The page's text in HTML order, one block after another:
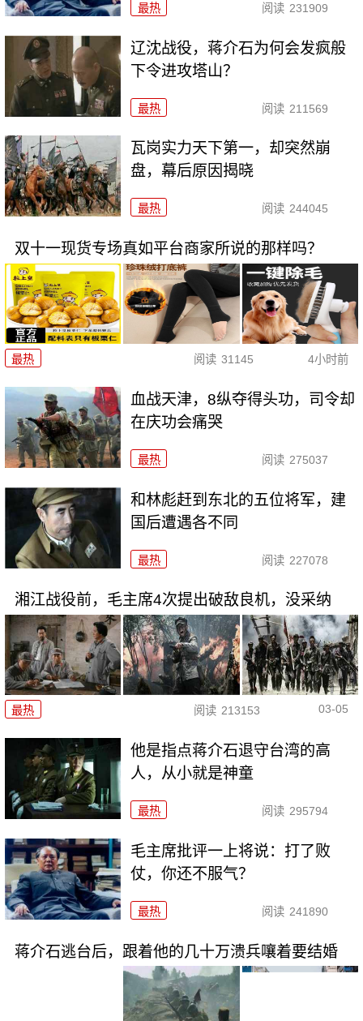
最热 阅读 231909
辽沈战役，蒋介石为何会发疯般
下令进攻塔山？
最热 阅读 211569
瓦岗实力天下第一，却突然崩
盘，幕后原因揭晓
最热 阅读 244045
双十一现货专场真如平台商家所说的那样吗？
最热 阅读 31145 4小时前
血战天津，8纵夺得头功，司令却
在庆功会痛哭
最热 阅读 275037
和林彪赶到东北的五位将军，建
国后遭遇各不同
最热 阅读 227078
湘江战役前，毛主席4次提出破敌良机，没采纳
最热 阅读 213153 03-05
他是指点蒋介石退守台湾的高
人，从小就是神童
最热 阅读 295794
毛主席批评一上将说：打了败
仗，你还不服气？
最热 阅读 241890
蒋介石逃台后，跟着他的几十万溃兵嚷着要结婚